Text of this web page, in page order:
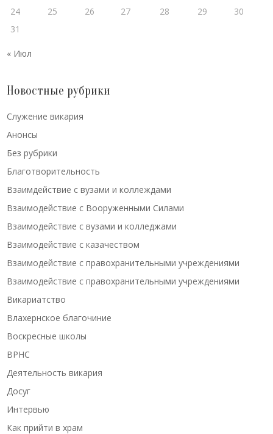
24
25 26 27 28 29
30
31
« Июл
Новостные рубрики
Cлужение викария
Анонсы
Без рубрики
Благотворительность
Взаимдействие с вузами и коллеждами
Взаимодействие с Вооруженными Силами
Взаимодействие с вузами и колледжами
Взаимодействие с казачеством
Взаимодействие с правохранительными учреждениями
Взаимодействие с правохранительными учреждениями
Викариатство
Влахернское благочиние
Воскресные школы
ВРНС
Деятельность викария
Досуг
Интервью
Как прийти в храм